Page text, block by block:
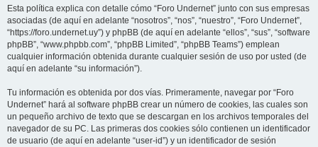
Esta política explica con detalle cómo “Foro Undernet” junto con sus empresas
asociadas (de aquí en adelante “nosotros”, “nos”, “nuestro”, “Foro Undernet”,
“https://foro.undernet.uy”) y phpBB (de aquí en adelante “ellos”, “sus”, “software
phpBB”, “www.phpbb.com”, “phpBB Limited”, “phpBB Teams”) emplean
cualquier información obtenida durante cualquier sesión de uso por usted (de
aquí en adelante “su información”).
Tu información es obtenida por dos vías. Primeramente, navegar por “Foro
Undernet” hará al software phpBB crear un número de cookies, las cuales son
un pequeño archivo de texto que se descargan en los archivos temporales del
navegador de su PC. Las primeras dos cookies sólo contienen un identificador
de usuario (de aquí en adelante “user-id”) y un identificador de sesión